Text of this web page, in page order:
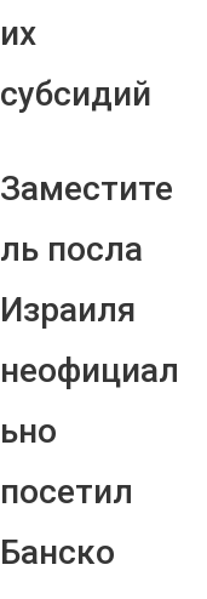
их
субсидий
Заместите
ль посла
Израиля
неофициал
ьно
посетил
Банско